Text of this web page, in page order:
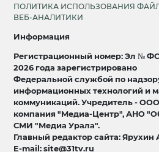
ПОЛИТИКА ИСПОЛЬЗОВАНИЯ
ВЕБ-АНАЛИТИКИ
Информация
Регистрационный номер: Эл №
2026 года зарегистрировано
Федеральной службой по
информационных технологий и
коммуникаций. Учредитель -
компания "Медиа-Центр", АНО
СМИ "Медиа Урала".
Главный редактор сайта:
E-mail: site@31tv.ru